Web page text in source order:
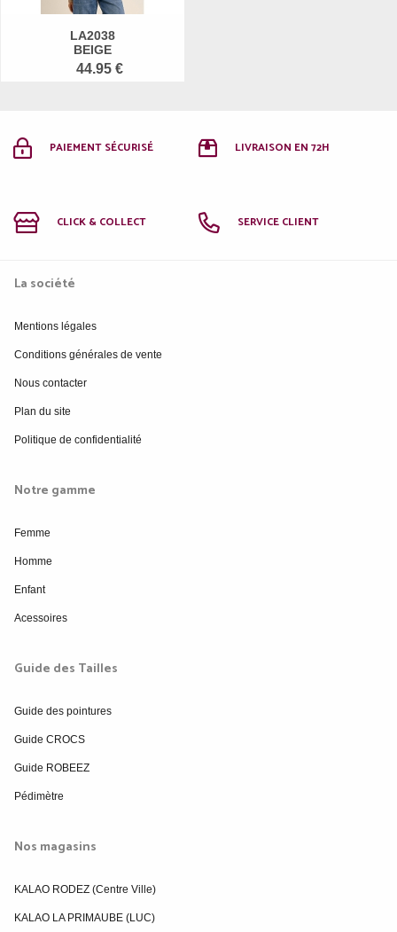
LA2038
BEIGE
44.95 €
PAIEMENT SÉCURISÉ LIVRAISON EN 72H
CLICK & COLLECT SERVICE CLIENT
La société
Mentions légales
Conditions générales de vente
Nous contacter
Plan du site
Politique de confidentialité
Notre gamme
Femme
Homme
Enfant
Acessoires
Guide des Tailles
Guide des pointures
Guide CROCS
Guide ROBEEZ
Pédimètre
Nos magasins
KALAO RODEZ (Centre Ville)
KALAO LA PRIMAUBE (LUC)